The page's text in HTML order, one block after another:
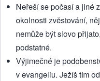
Neřeší se počasí a jiné
okolnosti zvěstování,
nemůže být slovo
podstatné.
Výjimečné je
v evangeliu. Ježíš tím